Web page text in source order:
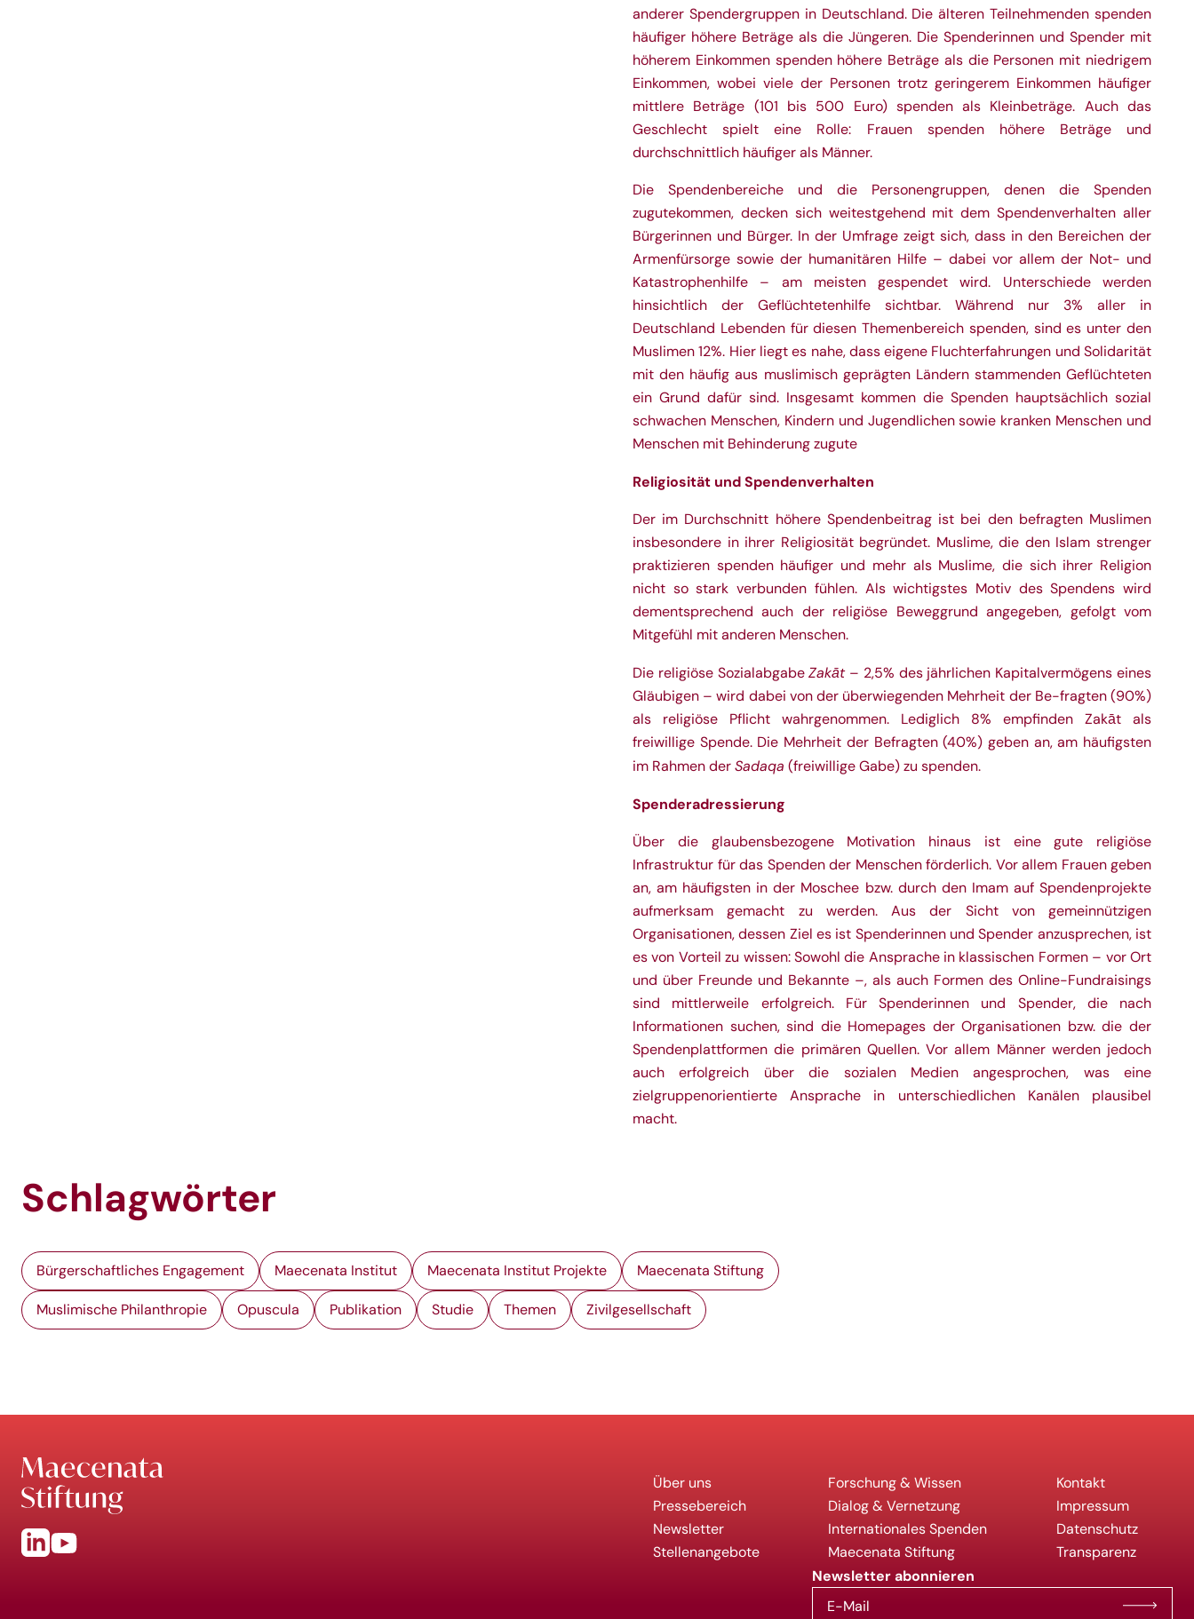
anderer Spendergruppen in Deutschland. Die älteren Teilnehmenden spenden
häufiger höhere Beträge als die Jüngeren. Die Spenderinnen und Spender mit
höherem Einkommen spenden höhere Beträge als die Personen mit niedrigem
Einkommen, wobei viele der Personen trotz geringerem Einkommen häufiger
mittlere Beträge (101 bis 500 Euro) spenden als Kleinbeträge. Auch das
Geschlecht spielt eine Rolle: Frauen spenden höhere Beträge und
durchschnittlich häufiger als Männer.
Die Spendenbereiche und die Personengruppen, denen die Spenden
zugutekommen, decken sich weitestgehend mit dem Spendenverhalten aller
Bürgerinnen und Bürger. In der Umfrage zeigt sich, dass in den Bereichen der
Armenfürsorge sowie der humanitären Hilfe – dabei vor allem der Not- und
Katastrophenhilfe – am meisten gespendet wird. Unterschiede werden
hinsichtlich der Geflüchtetenhilfe sichtbar. Während nur 3% aller in
Deutschland Lebenden für diesen Themenbereich spenden, sind es unter den
Muslimen 12%. Hier liegt es nahe, dass eigene Fluchterfahrungen und Solidarität
mit den häufig aus muslimisch geprägten Ländern stammenden Geflüchteten
ein Grund dafür sind. Insgesamt kommen die Spenden hauptsächlich sozial
schwachen Menschen, Kindern und Jugendlichen sowie kranken Menschen und
Menschen mit Behinderung zugute
Religiosität und Spendenverhalten
Der im Durchschnitt höhere Spendenbeitrag ist bei den befragten Muslimen
insbesondere in ihrer Religiosität begründet. Muslime, die den Islam strenger
praktizieren spenden häufiger und mehr als Muslime, die sich ihrer Religion
nicht so stark verbunden fühlen. Als wichtigstes Motiv des Spendens wird
dementsprechend auch der religiöse Beweggrund angegeben, gefolgt vom
Mitgefühl mit anderen Menschen.
Die religiöse SozialabgabeZakāt– 2,5% des jährlichen Kapitalvermögens eines
Gläubigen – wird dabei von der überwiegenden Mehrheit der Be-fragten (90%)
als religiöse Pflicht wahrgenommen. Lediglich 8% empfinden Zakāt als
freiwillige Spende. Die Mehrheit der Befragten (40%) geben an, am häufigsten
im Rahmen der Sadaqa (freiwillige Gabe) zu spenden.
Spenderadressierung
Über die glaubensbezogene Motivation hinaus ist eine gute religiöse
Infrastruktur für das Spenden der Menschen förderlich. Vor allem Frauen geben
an, am häufigsten in der Moschee bzw. durch den Imam auf Spendenprojekte
aufmerksam gemacht zu werden. Aus der Sicht von gemeinnützigen
Organisationen, dessen Ziel es ist Spenderinnen und Spender anzusprechen, ist
es von Vorteil zu wissen: Sowohl die Ansprache in klassischen Formen – vor Ort
und über Freunde und Bekannte –, als auch Formen des Online-Fundraisings
sind mittlerweile erfolgreich. Für Spenderinnen und Spender, die nach
Informationen suchen, sind die Homepages der Organisationen bzw. die der
Spendenplattformen die primären Quellen. Vor allem Männer werden jedoch
auch erfolgreich über die sozialen Medien angesprochen, was eine
zielgruppenorientierte Ansprache in unterschiedlichen Kanälen plausibel
macht.
Schlagwörter
Bürgerschaftliches Engagement Maecenata Institut Maecenata Institut Projekte Maecenata Stiftung
Muslimische Philanthropie Opuscula Publikation Studie Themen Zivilgesellschaft
Über uns
Pressebereich
Newsletter
Stellenangebote
Forschung & Wissen
Dialog & Vernetzung
Internationales Spenden
Maecenata Stiftung
Kontakt
Impressum
Datenschutz
Transparenz
Newsletter abonnieren